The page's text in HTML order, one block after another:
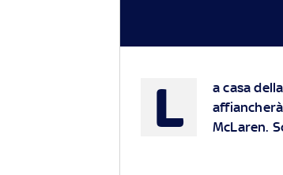
L
a casa
McLaren.